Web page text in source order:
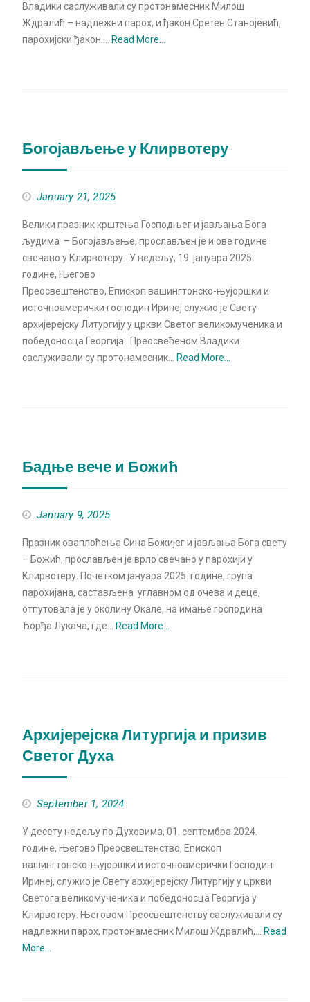
Владики саслуживали су протонамесник Милош
Ждралић – надлежни парох, и ђакон Сретен Станојевић,
парохијски ђакон.…
Read More…
Богојављење у Клирвотеру
January 21, 2025
Велики празник крштења Господњег и јављања Бога
људима – Богојављење, прослављен је и ове године
свечано у Клирвотеру. У недељу, 19. јануара 2025.
године, Његово
Преосвештенство, Епископ вашингтонско-њујоршки и
источноамерички господин Иринеј служио је Свету
архијерејску Литургију у цркви Светог великомученика и
победоносца Георгија. Преосвећеном Владики
саслуживали су протонамесник…
Read More…
Бадње вече и Божић
January 9, 2025
Празник оваплоћења Сина Божијег и јављања Бога свету
– Божић, прослављен је врло свечано у парохији у
Клирвотеру. Почетком јануара 2025. године, група
парохијана, састављена углавном од очева и деце,
отпутовала је у околину Окале, на имање господина
Ђорђа Лукача, где…
Read More…
Архијерејска Литургија и призив
Светог Духа
September 1, 2024
У десету недељу по Духовима, 01. септембра 2024.
године, Његово Преосвештенство, Епископ
вашингтонско-њујоршки и источноамерички Господин
Иринеј, служио је Свету архијерејску Литургију у цркви
Светога великомученика и победоносца Георгија у
Клирвотеру. Његовом Преосвештенству саслуживали су
надлежни парох, протонамесник Милош Ждралић,…
Read
More…